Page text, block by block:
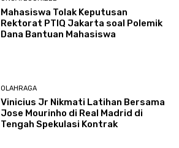
Mahasiswa Tolak Keputusan
Rektorat PTIQ Jakarta soal Polemik
Dana Bantuan Mahasiswa
OLAHRAGA
Vinicius Jr Nikmati Latihan Bersama
Jose Mourinho di Real Madrid di
Tengah Spekulasi Kontrak